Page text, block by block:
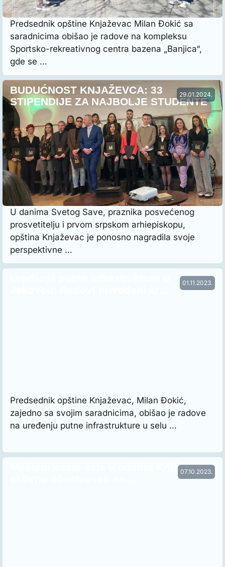
Predsednik opštine Knjaževac Milan Đokić sa
saradnicima obišao je radove na kompleksu
Sportsko-rekreativnog centra bazena „Banjica“,
gde se …
29.01.2024.
BUDUĆNOST KNJAŽEVCA: 33
STIPENDIJE ZA NAJBOLJE STUDENTE
U danima Svetog Save, praznika posvećenog
prosvetitelju i prvom srpskom arhiepiskopu,
opština Knjaževac je ponosno nagradila svoje
perspektivne …
01.11.2023.
Predsednik opštine Knjaževac, Milan Đokić,
zajedno sa svojim saradnicima, obišao je radove
na uređenju putne infrastrukture u selu …
07.10.2023.
Meštani osam sela u opštini Knjaževac